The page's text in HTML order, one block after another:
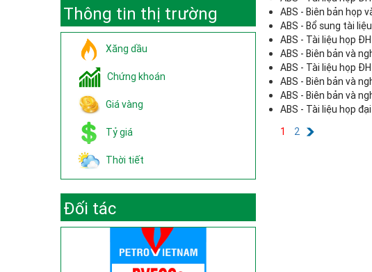
Thông tin thị trường
Xăng dầu
Chứng khoán
Giá vàng
Tỷ giá
Thời tiết
Đối tác
ABS - Biên bản họp
ABS - Bổ sung tài
ABS - Tài liệu họp
ABS - Biên bản và
ABS - Tài liệu họp
ABS - Biên bản và
ABS - Biên bản và
ABS - Tài liệu họp
1
2